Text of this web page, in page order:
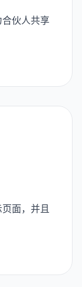
伙人共享
面，并且